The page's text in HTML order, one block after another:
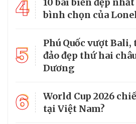
4
bình chọn của
5
Phú Quốc vượt
đảo đẹp thứ hai
Dương
6
World Cup 2026
tại Việt Nam?